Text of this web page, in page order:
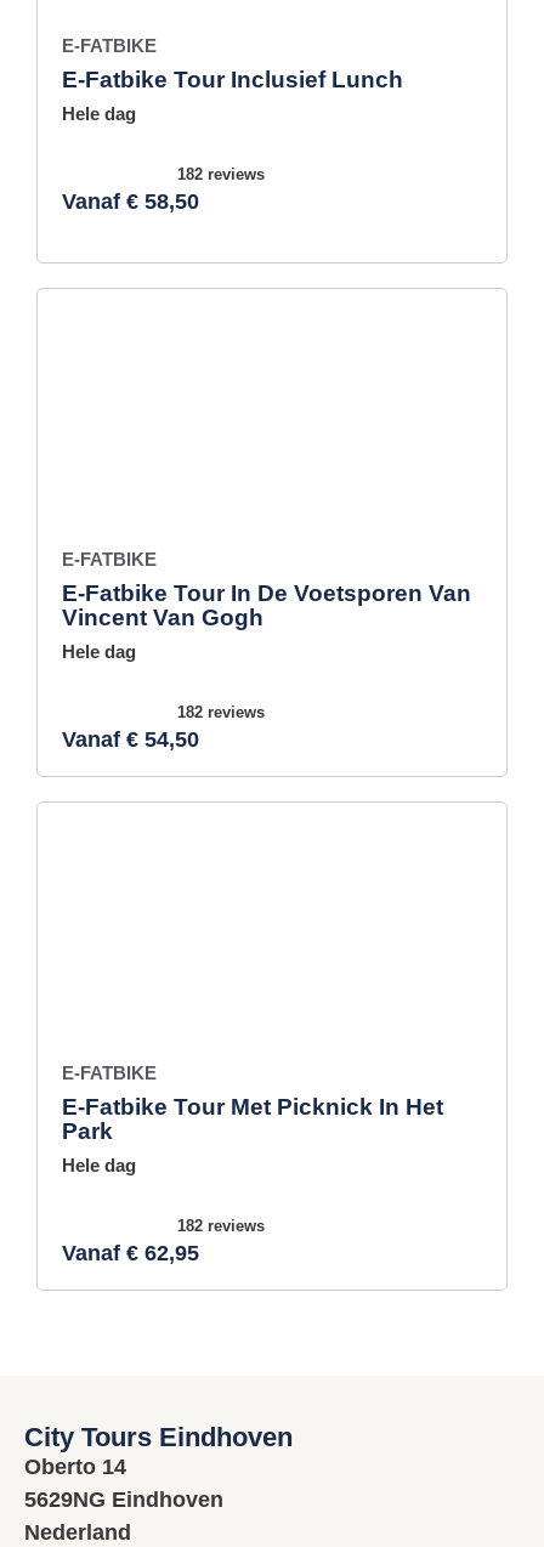
E-FATBIKE
E-Fatbike Tour Inclusief Lunch
Hele dag
182 reviews
Vanaf € 58,50
E-FATBIKE
E-Fatbike Tour In De Voetsporen Van
Vincent Van Gogh
Hele dag
182 reviews
Vanaf € 54,50
E-FATBIKE
E-Fatbike Tour Met Picknick In Het
Park
Hele dag
182 reviews
Vanaf € 62,95
City Tours Eindhoven
Oberto 14
5629NG Eindhoven
Nederland